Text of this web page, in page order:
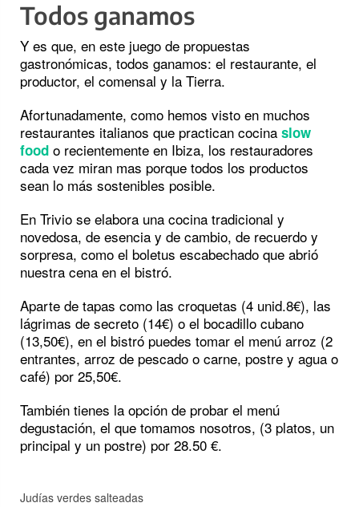
Todos ganamos
Y es que, en este juego de propuestas
gastronómicas, todos ganamos: el restaurante, el
productor, el comensal y la Tierra.
Afortunadamente, como hemos visto en muchos
restaurantes italianos que practican cocina slow
food o recientemente en Ibiza, los restauradores
cada vez miran mas porque todos los productos
sean lo más sostenibles posible.
En Trivio se elabora una cocina tradicional y
novedosa, de esencia y de cambio, de recuerdo y
sorpresa, como el boletus escabechado que abrió
nuestra cena en el bistró.
Aparte de tapas como las croquetas (4 unid.8€), las
lágrimas de secreto (14€) o el bocadillo cubano
(13,50€), en el bistró puedes tomar el menú arroz (2
entrantes, arroz de pescado o carne, postre y agua o
café) por 25,50€.
También tienes la opción de probar el menú
degustación, el que tomamos nosotros, (3 platos, un
principal y un postre) por 28.50 €.
Judías verdes salteadas